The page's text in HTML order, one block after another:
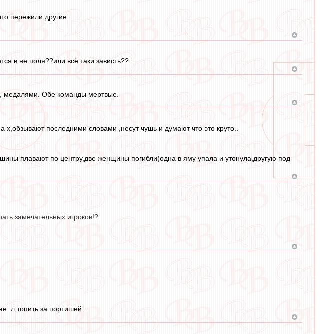
пережили другие.
в не поля??или всё таки зависть??
медалями. Обе команды мертвые.
последними словами ,несут чушь и думают что это круто..
плавают по центру,две женщины погибли(одна в яму упала и утонула,другую под
замечательных игроков!?
топить за портишей...